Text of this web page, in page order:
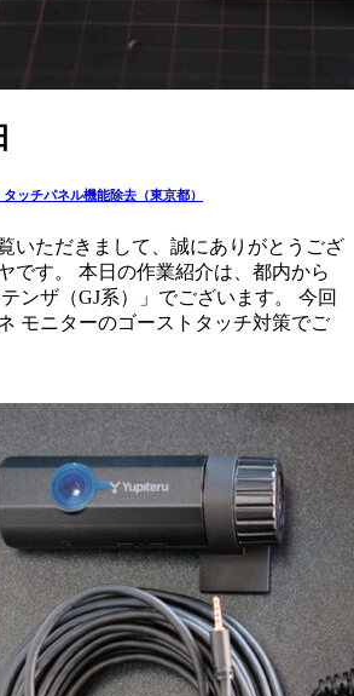
ッチパネル機能除去（東京都）
いただきまして、誠にありがとうござ
です。 本日の作業紹介は、都内から
ンザ（GJ系）」でございます。 今回
モニターのゴーストタッチ対策でご